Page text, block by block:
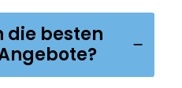
die besten